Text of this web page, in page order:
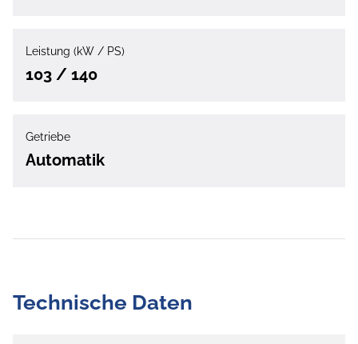
Leistung (kW / PS)
103 / 140
Getriebe
Automatik
Technische Daten